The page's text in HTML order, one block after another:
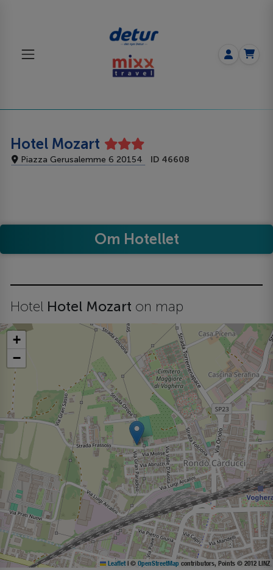
Hotel Mozart
Piazza Gerusalemme 6 20154 ID 46608
Om Hotellet
Hotel Hotel Mozart on map
+
−
Leaflet | © OpenStreetMap contributors, Points © 2012 LINZ